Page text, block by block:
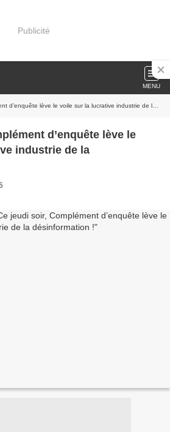
Publicité
MENU
lève le voile sur la lucrative industrie de la désinformation !
d’enquête lève le
industrie de la